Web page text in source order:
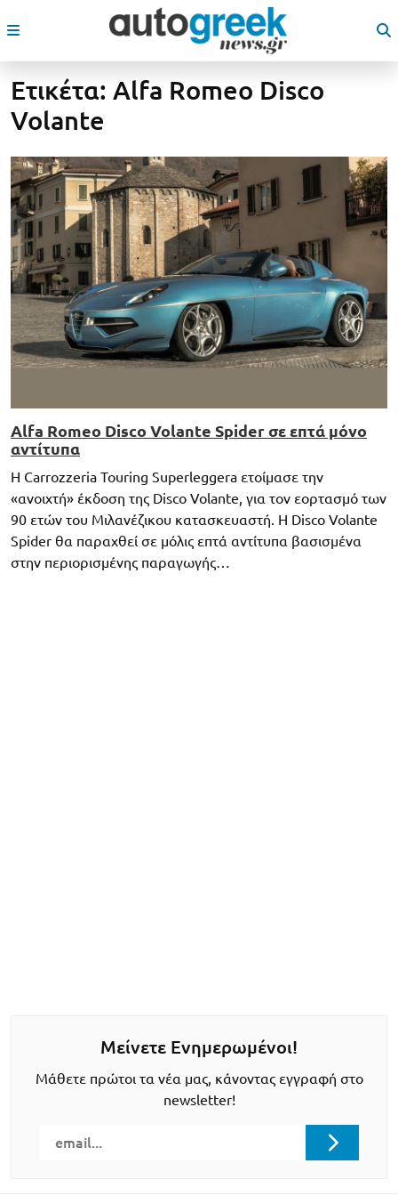
Ετικέτα: Alfa Romeo Disco
Volante
Alfa Romeo Disco Volante Spider σε επτά μόνο
αντίτυπα
Η Carrozzeria Touring Superleggera ετοίμασε την
«ανοιχτή» έκδοση της Disco Volante, για τον εορτασμό των
90 ετών του Μιλανέζικου κατασκευαστή. Η Disco Volante
Spider θα παραχθεί σε μόλις επτά αντίτυπα βασισμένα
στην περιορισμένης παραγωγής…
Μείνετε Ενημερωμένοι!
Μάθετε πρώτοι τα νέα μας, κάνοντας εγγραφή στο
newsletter!